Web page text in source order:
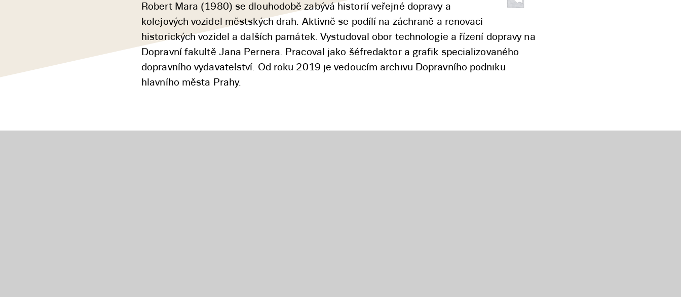
Robert Mara (1980) se dlouhodobě zabývá historií veřejné dopravy a
kolejových vozidel městských drah. Aktivně se podílí na záchraně a renovaci
historických vozidel a dalších památek. Vystudoval obor technologie a řízení dopravy na
Dopravní fakultě Jana Pernera. Pracoval jako šéfredaktor a grafik specializovaného
dopravního vydavatelství. Od roku 2019 je vedoucím archivu Dopravního podniku
hlavního města Prahy.